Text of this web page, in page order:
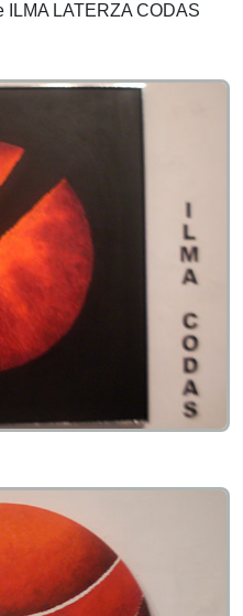
ILMA LATERZA CODAS